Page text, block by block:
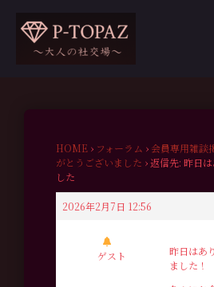
HOME › フォーラム › 会員専用雑談
がとうございました ›返信先: 昨日
した
2026年2月7日 12:56
ゲスト
昨日はあ
ました！